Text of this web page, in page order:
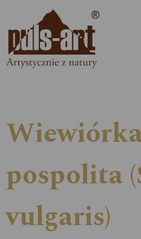
pospolita
vulgaris)